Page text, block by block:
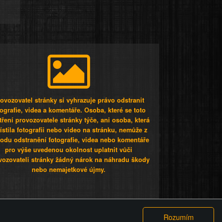
stránky si vyhrazuje právo odstranit
videa a komentáře. Osoba, které se toto
provozovatele stránky týče, ani osoba, která
fotografii nebo video na stránku, nemůže z
odstranění fotografie, videa nebo komentáře
pro výše uvedenou okolnost uplatnit vůči
stránky žádný nárok na náhradu škody
nebo nemajetkové újmy.